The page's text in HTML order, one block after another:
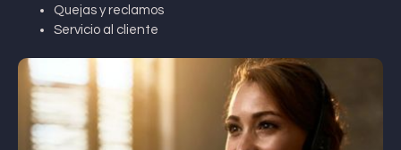
Quejas y reclamos
Servicio al cliente